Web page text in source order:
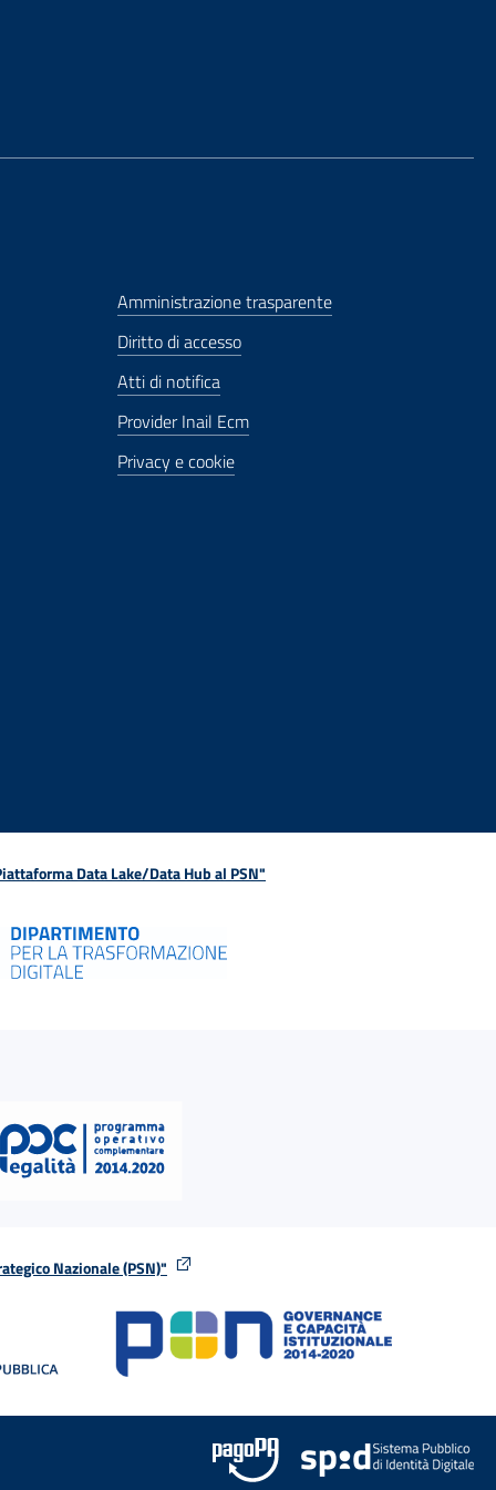
Amministrazione trasparente
Diritto di accesso
Atti di notifica
Provider Inail Ecm
Privacy e cookie
Data Lake/Data Hub al PSN"
Nazionale (PSN)"
stessa finestra